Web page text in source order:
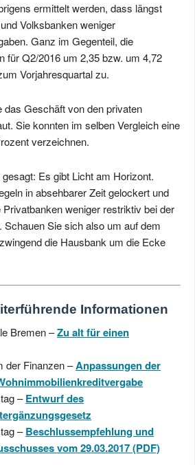
ermittelt werden, dass längst
Volksbanken weniger
Ganz im Gegenteil, die
für Q2/2016 um 2,35 bzw. um 4,72
Vorjahresquartal zu.
das Geschäft von den privaten
Sie konnten im selben Vergleich eine
verzeichnen.
Es gibt Licht am Horizont.
in absehbarer Zeit gelockert und
weniger restriktiv bei der
Schauen Sie sich also um auf dem
die Hausbank um die Ecke
Informationen
Bremen –Zu alt für einen
der Finanzen –Anpassungen der
–Entwurf des
–Beschlussempfehlung und
vom 29.03.2017 (PDF)